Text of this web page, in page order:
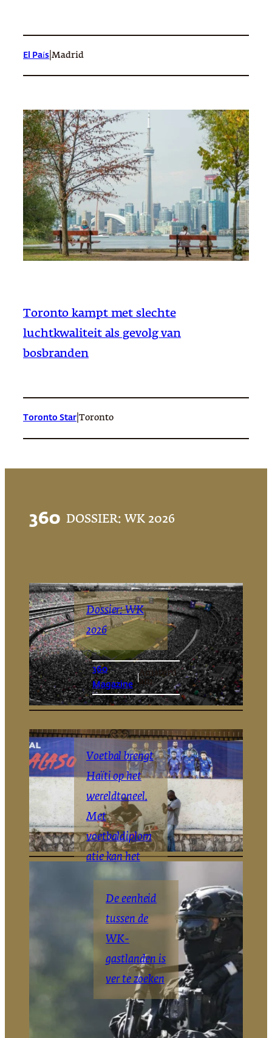
El País Madrid
Toronto kampt met slechte
luchtkwaliteit als gevolg van
bosbranden
Toronto Star Toronto
360 DOSSIER: WK 2026
Dossier: WK
2026
360
Magazine
|Amsterd
am
Voetbal brengt
Haïti op het
wereldtoneel.
Met
voetbaldiplom
atie kan het
daar blijven
The Haitian
Times
De eenheid
tussen de
WK-
gastlanden is
ver te zoeken